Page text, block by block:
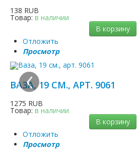
138 RUB
Товар: в наличии
В корзину
Отложить
Просмотр
ВАЗА, 19 СМ., АРТ. 9061
1275 RUB
Товар: в наличии
В корзину
Отложить
Просмотр
‹